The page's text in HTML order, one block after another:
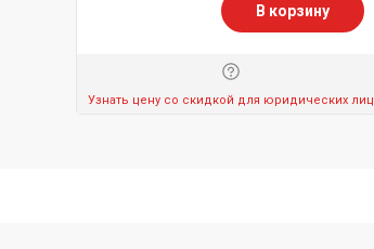
В корзину
Узнать цену со скидкой для юридических лиц